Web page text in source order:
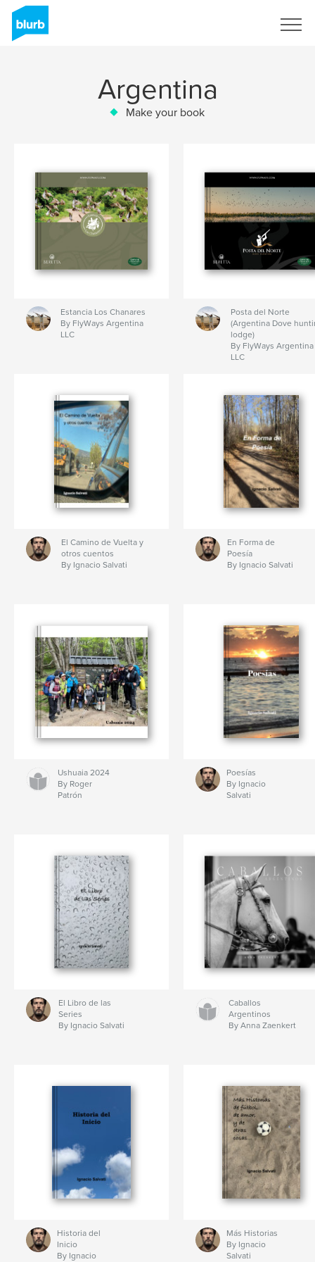
Argentina
Make your book
Estancia Los Chanares
By FlyWays Argentina
LLC
Posta del Norte
(Argentina Dove
lodge)
By FlyWays Argentina
LLC
El Camino de Vuelta y
otros cuentos
By Ignacio Salvati
En Forma de
Poesía
By Ignacio Salvati
Ushuaia 2024
By Roger
Patrón
Poesías
By Ignacio
Salvati
El Libro de las
Series
By Ignacio Salvati
Caballos
Argentinos
By Anna Zaenkert
Historia del
Inicio
By Ignacio
Más Historias
By Ignacio
Salvati